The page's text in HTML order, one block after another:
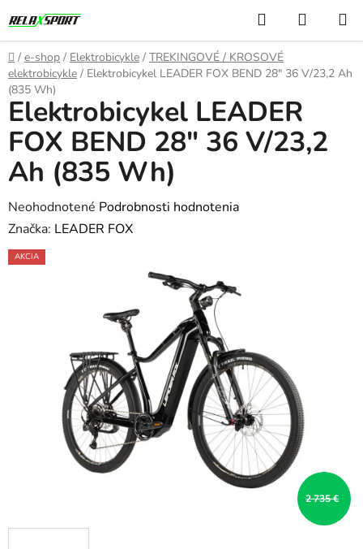
na
obsah
Hľadať
KOŠÍK
Domov
/ e-shop / Elektrobicykle / TREKINGOVÉ / KROSOVÉ
elektrobicykle / Elektrobicykel LEADER FOX BEND 28" 36 V/23,2 Ah
(835 Wh)
Elektrobicykel LEADER
FOX BEND 28" 36 V/23,2
Ah (835 Wh)
Priemerné
hodnotenie
produktu
hviezdičiek.
Neohodnotené Podrobnosti hodnotenia
Značka: LEADER FOX
AKCIA
2 735 €